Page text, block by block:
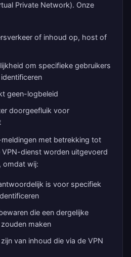
Private Network). Onze
of inhoud op, host of
om specifieke gebruikers
geen-logbeleid
doorgeefluik voor
met betrekking tot
dienst worden uitgevoerd
omdat wij:
is voor specifiek
die een dergelijke
maken
van inhoud die via de VPN